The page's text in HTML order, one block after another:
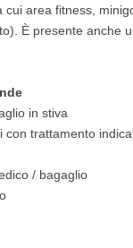
cui area fitness,
È presente anche
in stiva
con trattamento
/ bagaglio